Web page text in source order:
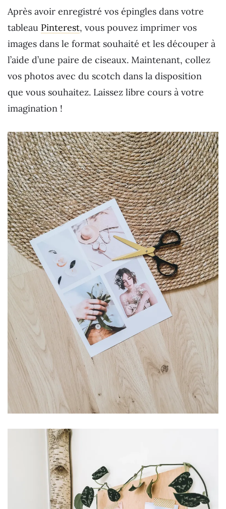
Après avoir enregistré vos épingles dans votre
tableau Pinterest, vous pouvez imprimer vos
images dans le format souhaité et les découper à
l’aide d’une paire de ciseaux. Maintenant, collez
vos photos avec du scotch dans la disposition
que vous souhaitez. Laissez libre cours à votre
imagination !